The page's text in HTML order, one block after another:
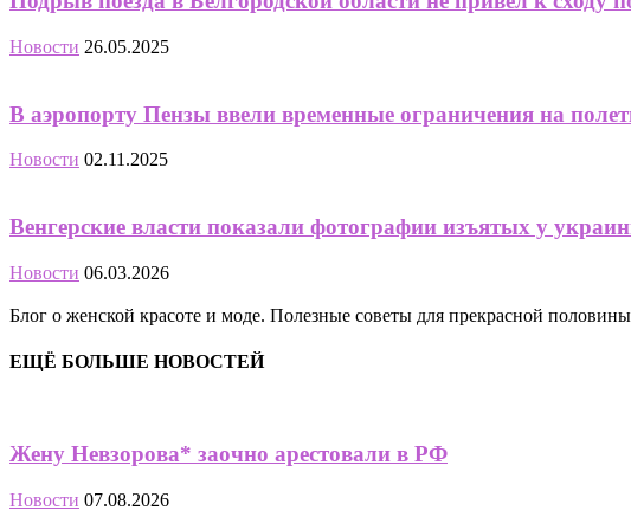
Новости 26.05.2025
В аэропорту Пензы ввели временные ограничения на
Новости 02.11.2025
Венгерские власти показали фотографии изъятых у
Новости 06.03.2026
Блог о женской красоте и моде. Полезные советы для прекрасной
ЕЩЁ БОЛЬШЕ НОВОСТЕЙ
Жену Невзорова* заочно арестовали в РФ
Новости 07.08.2026